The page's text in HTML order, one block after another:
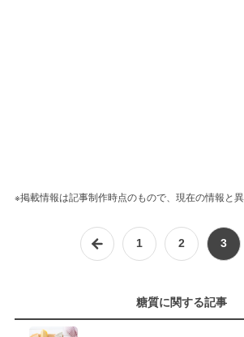
※掲載情報は記事制作時点のもので、現在の情報と異
1 2 3
糖質に関する記事